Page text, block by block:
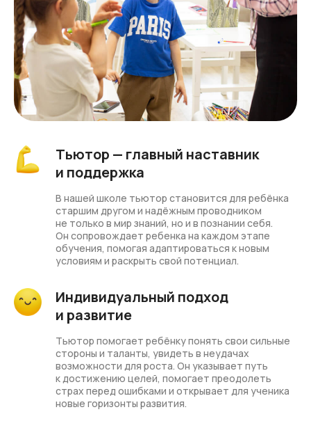
Тьютор — главный наставник
и поддержка
В нашей школе тьютор становится для ребёнка
старшим другом и надёжным проводником
не только в мир знаний, но и в познании себя.
Он сопровождает ребенка на каждом этапе
обучения, помогая адаптироваться к новым
условиям и раскрыть свой потенциал.
Индивидуальный подход
и развитие
Тьютор помогает ребёнку понять свои сильные
стороны и таланты, увидеть в неудачах
возможности для роста. Он указывает путь
к достижению целей, помогает преодолеть
страх перед ошибками и открывает для ученика
новые горизонты развития.